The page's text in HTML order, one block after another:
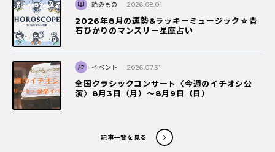
読みもの 2026.08.01
2026年8月の運勢&ラッキーミュージック☆青
石ひかりのマンスリー星座占い
イベント 2026.07.31
全国クラシックコンサート〈今週のイチオシ公
演〉8月3日（月）～8月9日（日）
記事一覧を見る